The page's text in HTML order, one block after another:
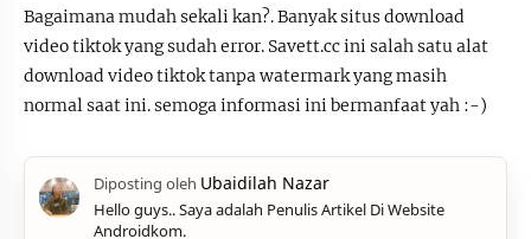
Bagaimana mudah sekali kan?. Banyak situs download
video tiktok yang sudah error. Savett.cc ini salah satu alat
download video tiktok tanpa watermark yang masih
normal saat ini. semoga informasi ini bermanfaat yah :-)
Hello guys.. Saya adalah Penulis Artikel Di Website
Androidkom.